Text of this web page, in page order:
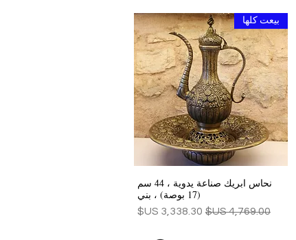
العرض السريع
بيعت كلها
نحاس ابريك صناعة يدوية ، 44 سم
(17 بوصة) ، بني
سعر عادي سعر البيع